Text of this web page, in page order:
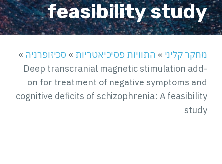
feasibility study
מחקר קליני » התוויות פסיכיאטריות » סכיזופרניה »
Deep transcranial magnetic stimulation add-
on for treatment of negative symptoms and
cognitive deficits of schizophrenia: A feasibility
study